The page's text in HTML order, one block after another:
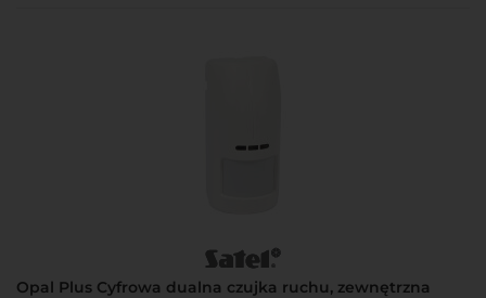
Opal Plus Cyfrowa dualna czujka ruchu, zewnętrzna